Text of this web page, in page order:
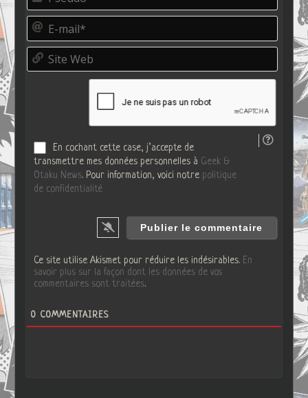
e
d
o
E
m
i
S
t
En cochant cette case, j’accepte de
transmettre mes données personnelles à Geek &
Otaku News. Pour information, voici notre politique
de confidentialité
Ce site utilise Akismet pour réduire les indésirables. En
savoir plus sur la façon dont les données de vos
commentaires sont traitées.
0 COMMENTAIRES